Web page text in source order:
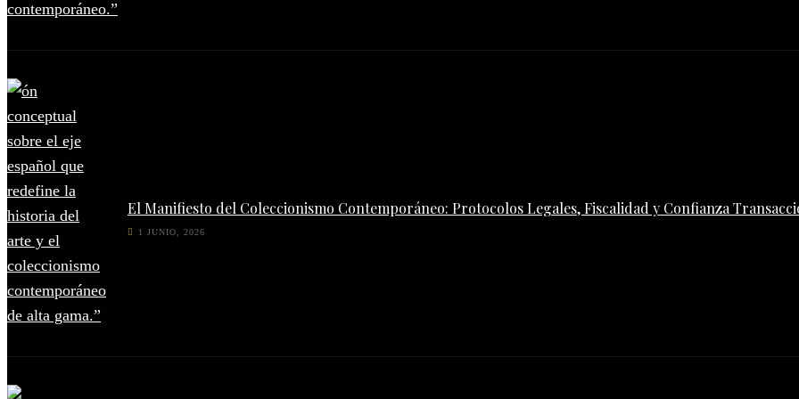
El Manifiesto del Coleccionismo Contemporáneo: Protocolos Legales, Fiscalidad y Confianza
1 JUNIO, 2026